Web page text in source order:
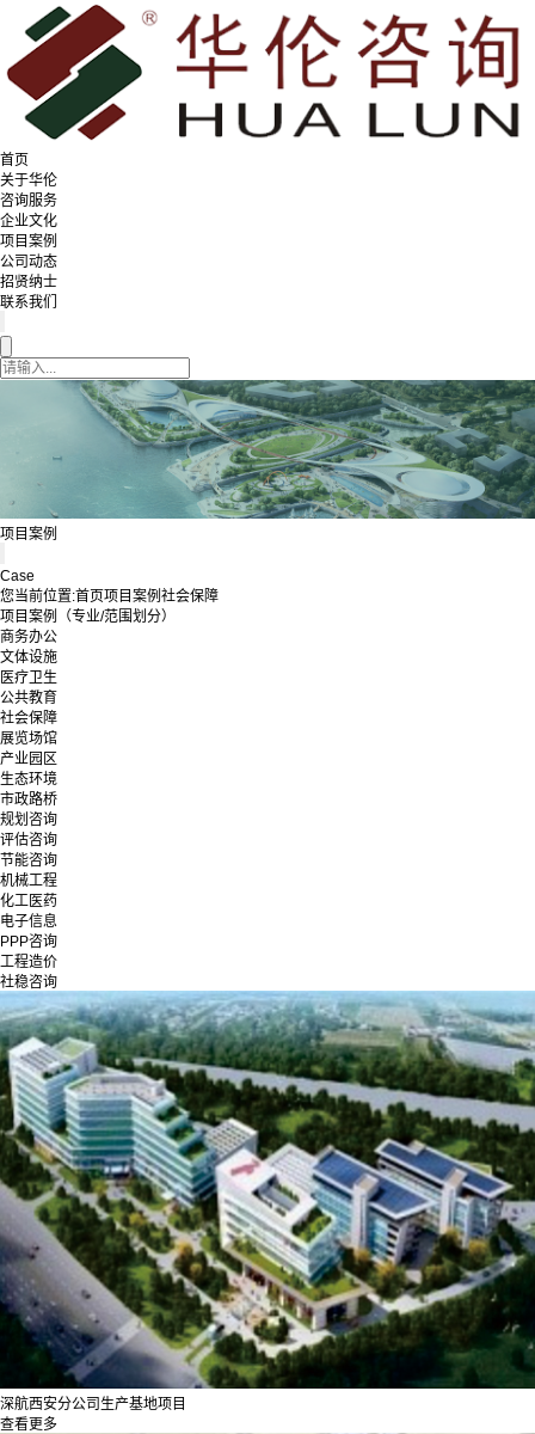
首页
关于华伦
咨询服务
企业文化
项目案例
公司动态
招贤纳士
联系我们
项目案例
Case
您当前位置:首页项目案例 社会保障
项目案例（专业/范围划分）
商务办公
文体设施
医疗卫生
公共教育
社会保障
展览场馆
产业园区
生态环境
市政路桥
规划咨询
评估咨询
节能咨询
机械工程
化工医药
电子信息
PPP咨询
工程造价
社稳咨询
深航西安分公司生产基地项目
查看更多